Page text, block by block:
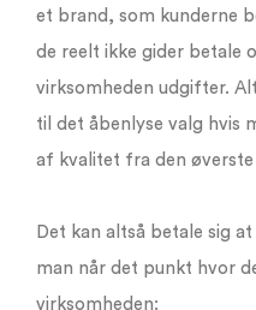
et brand, som kunderne
de reelt ikke gider betale
virksomheden udgifter.
til det åbenlyse valg hvis
af kvalitet fra den øverste
Det kan altså betale sig
man når det punkt hvor
virksomheden: